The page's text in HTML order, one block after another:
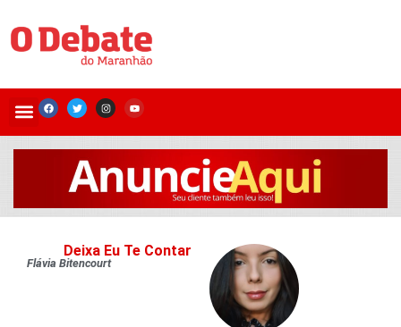
Deixa Eu Te Contar
Flávia Bitencourt